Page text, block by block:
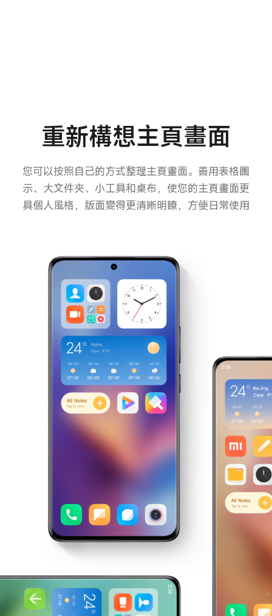
重新構想主頁畫面
您可以按照自己的方式整理主頁畫面。善用表格圖
示、大文件夾、小工具和桌布，使您的主頁畫面更
具個人風格，版面變得更清晰明瞭，方便日常使用